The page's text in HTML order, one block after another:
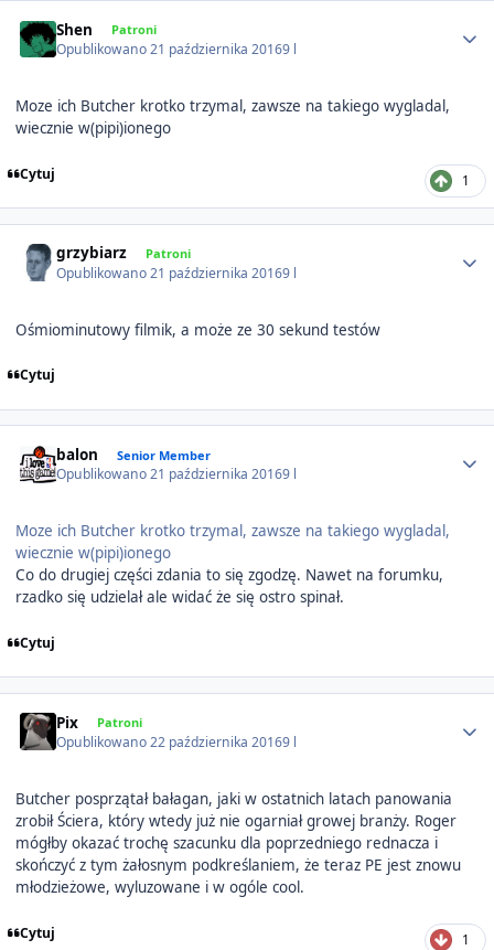
Shen Patroni
Opublikowano21 października 20169 l
Moze ich Butcher krotko trzymal, zawsze na takiego wygladal,
wiecznie w(pipi)ionego
Cytuj 1
grzybiarz Patroni
Opublikowano21 października 20169 l
Ośmiominutowy filmik, a może ze 30 sekund testów
Cytuj
balon Senior Member
Opublikowano21 października 20169 l
Moze ich Butcher krotko trzymal, zawsze na takiego wygladal,
wiecznie w(pipi)ionego
Co do drugiej części zdania to się zgodzę. Nawet na forumku,
rzadko się udzielał ale widać że się ostro spinał.
Cytuj
Pix Patroni
Opublikowano22 października 20169 l
Butcher posprzątał bałagan, jaki w ostatnich latach panowania
zrobił Ściera, który wtedy już nie ogarniał growej branży. Roger
mógłby okazać trochę szacunku dla poprzedniego rednacza i
skończyć z tym żałosnym podkreślaniem, że teraz PE jest znowu
młodzieżowe, wyluzowane i w ogóle cool.
Cytuj 1